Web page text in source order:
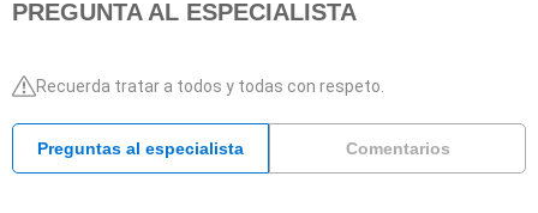
PREGUNTA AL ESPECIALISTA
Recuerda tratar a todos y todas con respeto.
Preguntas al especialista Comentarios